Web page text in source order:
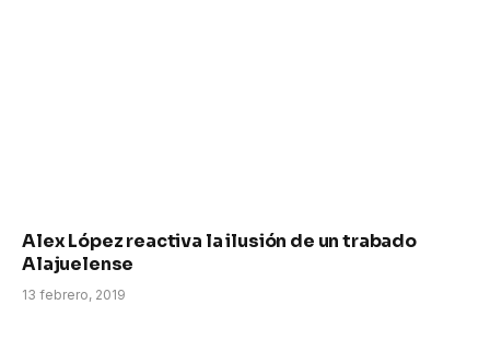
Alex López reactiva la ilusión de un trabado
Alajuelense
13 febrero, 2019